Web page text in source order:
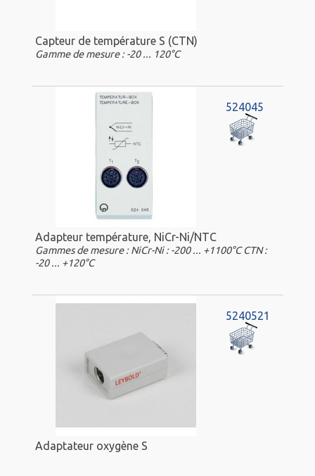
Capteur de température S (CTN)
Gamme de mesure : -20 ... 120°C
524045
Adapteur température, NiCr-Ni/NTC
Gammes de mesure : NiCr-Ni : -200 ... +1100°C CTN :
-20 ... +120°C
5240521
Adaptateur oxygène S